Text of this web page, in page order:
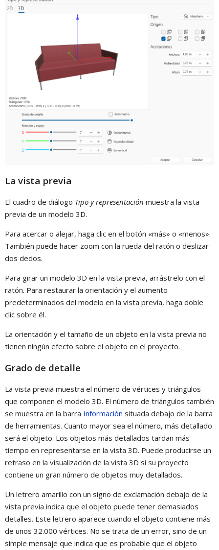
La vista previa
El cuadro de diálogo Tipo y representación muestra la vista
previa de un modelo 3D.
Para acercar o alejar, haga clic en el botón «más» o «menos».
También puede hacer zoom con la rueda del ratón o deslizar
dos dedos.
Para girar un modelo 3D en la vista previa, arrástrelo con el
ratón. Para restaurar la orientación y el aumento
predeterminados del modelo en la vista previa, haga doble
clic sobre él.
La orientación y el tamaño de un objeto en la vista previa no
tienen ningún efecto sobre el objeto en el proyecto.
Grado de detalle
La vista previa muestra el número de vértices y triángulos
que componen el modelo 3D. El número de triángulos también
se muestra en la barra Información situada debajo de la barra
de herramientas. Cuanto mayor sea el número, más detallado
será el objeto. Los objetos más detallados tardan más
tiempo en representarse en la vista 3D. Puede producirse un
retraso en la visualización de la vista 3D si su proyecto
contiene un gran número de objetos muy detallados.
Un letrero amarillo con un signo de exclamación debajo de la
vista previa indica que el objeto puede tener demasiados
detalles. Este letrero aparece cuando el objeto contiene más
de unos 32.000 vértices. No se trata de un error, sino de un
simple mensaje que indica que es probable que el objeto